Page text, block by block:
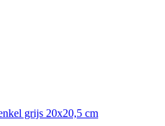
grijs 20x20,5 cm